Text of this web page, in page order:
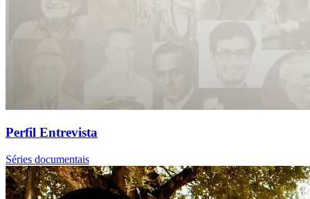
Perfil Entrevista
Séries documentais